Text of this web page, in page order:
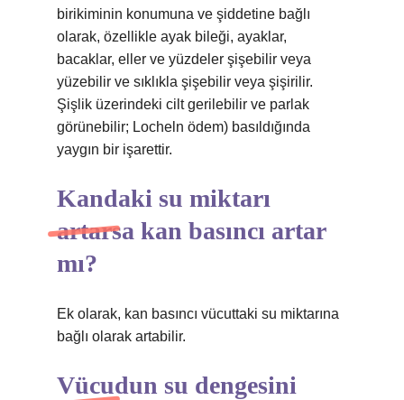
birikiminin konumuna ve şiddetine bağlı
olarak, özellikle ayak bileği, ayaklar,
bacaklar, eller ve yüzdeler şişebilir veya
yüzebilir ve sıklıkla şişebilir veya şişirilir.
Şişlik üzerindeki cilt gerilebilir ve parlak
görünebilir; Locheln ödem) basıldığında
yaygın bir işarettir.
Kandaki su miktarı
artarsa kan basıncı artar
mı?
Ek olarak, kan basıncı vücuttaki su miktarına
bağlı olarak artabilir.
Vücudun su dengesini